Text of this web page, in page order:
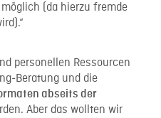
(da hierzu fremde
personellen Ressourcen
Beratung und die
abseits der
Aber das wollten wir